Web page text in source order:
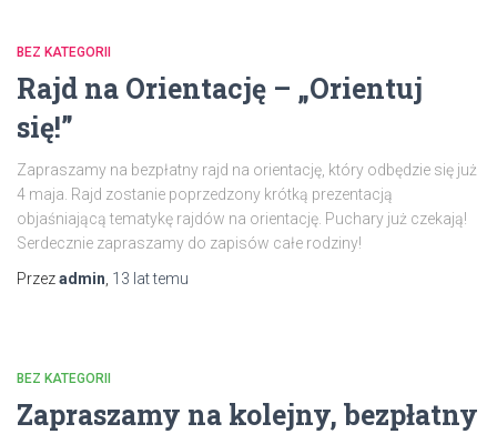
BEZ KATEGORII
Rajd na Orientację – „Orientuj
się!”
Zapraszamy na bezpłatny rajd na orientację, który odbędzie się już
4 maja. Rajd zostanie poprzedzony krótką prezentacją
objaśniającą tematykę rajdów na orientację. Puchary już czekają!
Serdecznie zapraszamy do zapisów całe rodziny!
Przezadmin 13 lattemu
BEZ KATEGORII
Zapraszamy na kolejny, bezpłatny